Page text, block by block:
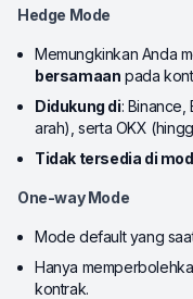
Hedge Mode
Memungkinkan Anda
bersamaan pada
Didukung di:
arah), serta OKX
Tidak tersedia di
One-way Mode
Mode default yang
Hanya
kontrak.